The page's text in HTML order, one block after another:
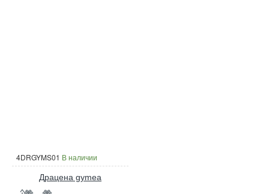
4DRGYMS01 В наличии
Драцена gymea